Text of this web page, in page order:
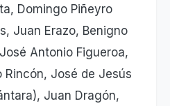
Domingo Piñeyro
Juan Erazo, Benigno
Antonio Figueroa,
Rincón, José de Jesús
Juan Dragón,